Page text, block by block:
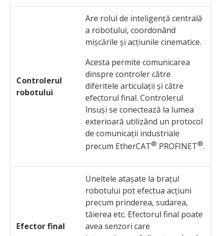
Controlerul
robotului
Are rolul de inteligență centrală
a robotului, coordonând
mișcările și acțiunile cinematice.
Acesta permite comunicarea
dinspre controler către
diferitele articulații și către
efectorul final. Controlerul
însuși se conectează la lumea
exterioară utilizând un protocol
de comunicații industriale
precum EtherCAT® PROFINET®.
Efector final
Uneltele atașate la brațul
robotului pot efectua acțiuni
precum prinderea, sudarea,
tăierea etc. Efectorul final poate
avea senzori care